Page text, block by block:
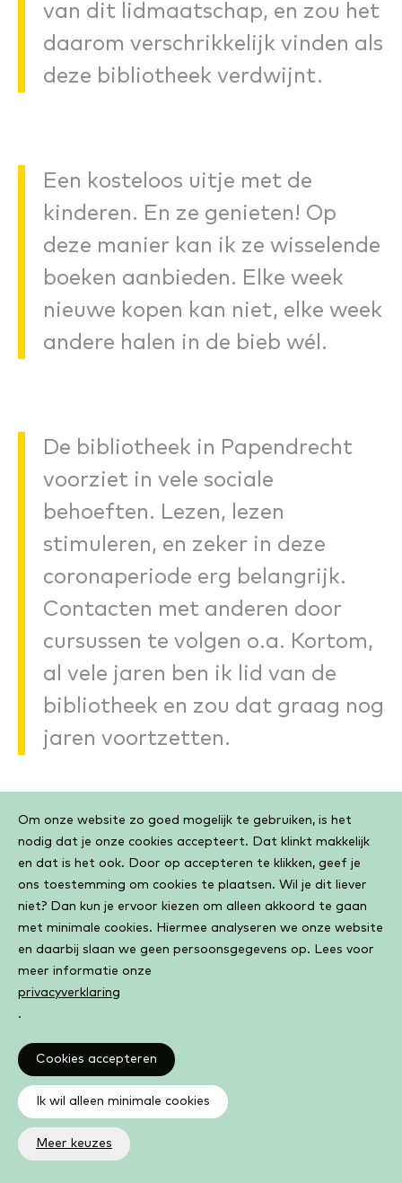
Cookiebar
Om onze website zo goed mogelijk te gebruiken, is het
nodig dat je onze cookies accepteert. Dat klinkt makkelijk
en dat is het ook. Door op accepteren te klikken, geef je
ons toestemming om cookies te plaatsen. Wil je dit liever
niet? Dan kun je ervoor kiezen om alleen akkoord te gaan
met minimale cookies. Hiermee analyseren we onze website
en daarbij slaan we geen persoonsgegevens op. Lees voor
meer informatie onze
privacyverklaring
.
Cookies accepteren
Ik wil alleen minimale cookies
Meer keuzes
van dit lidmaatschap, en zou het
daarom verschrikkelijk vinden als
deze bibliotheek verdwijnt.
Een kosteloos uitje met de
kinderen. En ze genieten! Op
deze manier kan ik ze wisselende
boeken aanbieden. Elke week
nieuwe kopen kan niet, elke week
andere halen in de bieb wél.
De bibliotheek in Papendrecht
voorziet in vele sociale
behoeften. Lezen, lezen
stimuleren, en zeker in deze
coronaperiode erg belangrijk.
Contacten met anderen door
cursussen te volgen o.a. Kortom,
al vele jaren ben ik lid van de
bibliotheek en zou dat graag nog
jaren voortzetten.
Het is belangrijk om een
voorziening in de buurt te
hebben die literatuur en
informatie (in de meest brede
zin) voor iedereen, jong tot oud,
toegankelijk maakt. Zeker in een
tijd waarin digitalisering de
overhand neemt is het behouden
en bevorderen van deze
cultuurvorm enorm belangrijk.